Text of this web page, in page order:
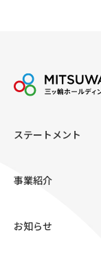
ステートメント
事業紹介
お知らせ